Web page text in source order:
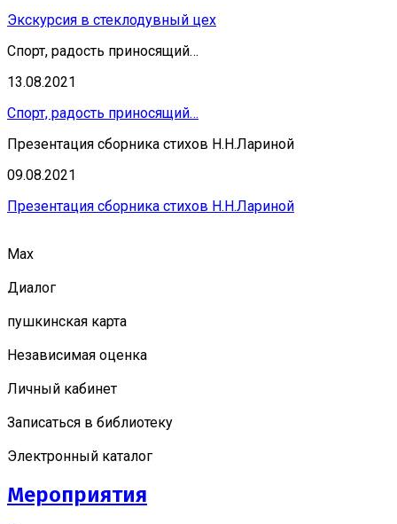
Экскурсия в стеклодувный цех
Спорт, радость приносящий…
13.08.2021
Спорт, радость приносящий…
Презентация сборника стихов Н.Н.Лариной
09.08.2021
Презентация сборника стихов Н.Н.Лариной
Мах
Диалог
пушкинская карта
Независимая оценка
Личный кабинет
Записаться в библиотеку
Электронный каталог
Мероприятия